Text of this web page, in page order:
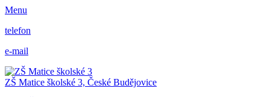
Menu
telefon
e-mail
ZŠ Matice školské 3, České Budějovice